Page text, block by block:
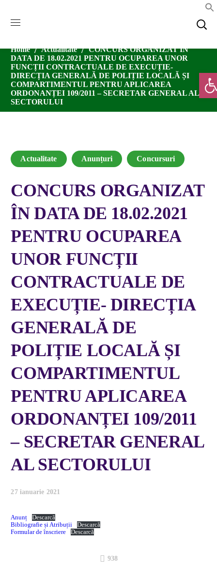
Home Actualitate
CONCURS ORGANIZAT ÎN
DATA DE 18.02.2021 PENTRU OCUPAREA UNOR
FUNCȚII CONTRACTUALE DE EXECUȚIE-
DIRECȚIA GENERALĂ DE POLIȚIE LOCALĂ ȘI
COMPARTIMENTUL PENTRU APLICAREA
ORDONANȚEI 109/2011 – SECRETAR GENERAL AL
SECTORULUI
Actualitate Anunțuri Concursuri
CONCURS ORGANIZAT
ÎN DATA DE 18.02.2021
PENTRU OCUPAREA
UNOR FUNCȚII
CONTRACTUALE DE
EXECUȚIE- DIRECȚIA
GENERALĂ DE
POLIȚIE LOCALĂ ȘI
COMPARTIMENTUL
PENTRU APLICAREA
ORDONANȚEI 109/2011
– SECRETAR GENERAL
AL SECTORULUI
27 ianuarie 2021
Anunț
Descarcă
Bibliografie și Atribuții
Descarcă
Formular de înscriere
Descarcă
938